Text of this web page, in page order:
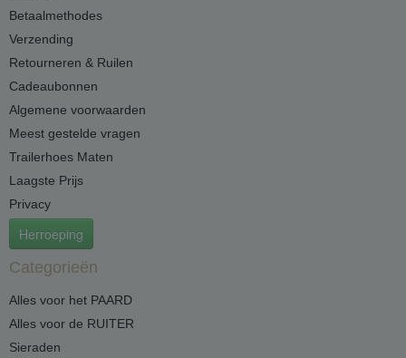
Betaalmethodes
Verzending
Retourneren & Ruilen
Cadeaubonnen
Algemene voorwaarden
Meest gestelde vragen
Trailerhoes Maten
Laagste Prijs
Privacy
Herroeping
Categorieën
Alles voor het PAARD
Alles voor de RUITER
Sieraden